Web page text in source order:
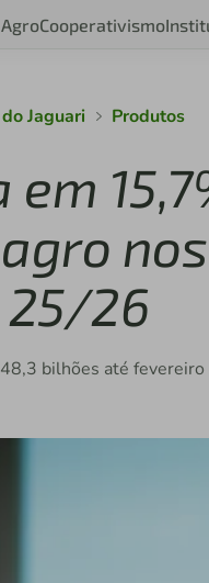
AgroCooperativismo
Jaguari Produtos
25/26
bilhões até fevereiro